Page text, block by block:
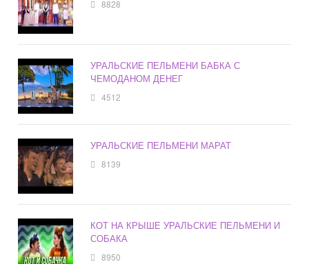
8828
УРАЛЬСКИЕ ПЕЛЬМЕНИ БАБКА С
ЧЕМОДАНОМ ДЕНЕГ
4512
УРАЛЬСКИЕ ПЕЛЬМЕНИ МАРАТ
8139
КОТ НА КРЫШЕ УРАЛЬСКИЕ ПЕЛЬМЕНИ И
СОБАКА
8950